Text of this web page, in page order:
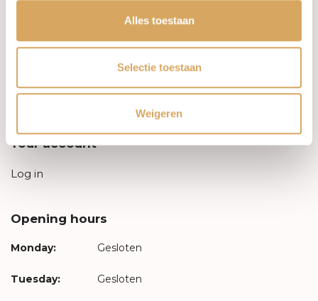
Alles toestaan
Selectie toestaan
Weigeren
Leveringsvoorwaarden
Privacy Policy
Your account
Log in
Opening hours
Monday: Gesloten
Tuesday: Gesloten